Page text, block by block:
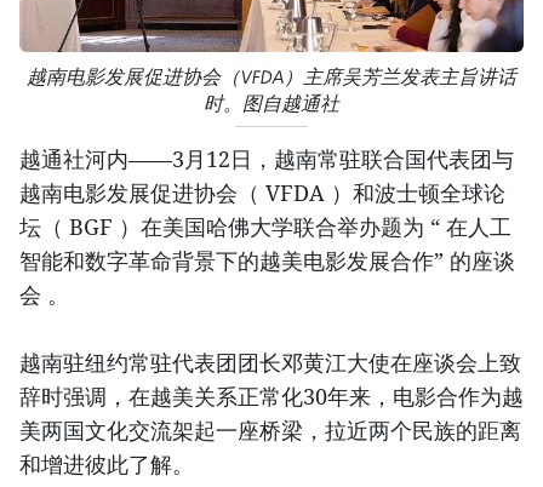
越南电影发展促进协会（VFDA）主席吴芳兰发表主旨讲话
时。图自越通社
越通社河内——3月12日，越南常驻联合国代表团与
越南电影发展促进协会（ VFDA ）和波士顿全球论
坛（ BGF ）在美国哈佛大学联合举办题为 “ 在人工
智能和数字革命背景下的越美电影发展合作” 的座谈
会 。
越南驻纽约常驻代表团团长邓黄江大使在座谈会上致
辞时强调，在越美关系正常化30年来，电影合作为越
美两国文化交流架起一座桥梁，拉近两个民族的距离
和增进彼此了解。